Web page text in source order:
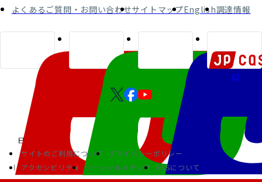
よくあるご質問・お問い合わせサイトマップEnglish調達情報
サイトのご利用について
プライバシーポリシー
アクセシビリティ
ソーシャルメディア RSSについて